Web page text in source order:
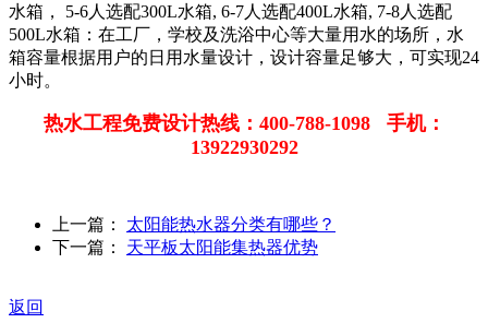
水箱， 5-6人选配300L水箱, 6-7人选配400L水箱, 7-8人选配
500L水箱：在工厂，学校及洗浴中心等大量用水的场所，水
箱容量根据用户的日用水量设计，设计容量足够大，可实现24
小时。
热水工程免费设计热线：400-788-1098 手机：
13922930292
上一篇： 太阳能热水器分类有哪些？
下一篇： 天平板太阳能集热器优势
返回